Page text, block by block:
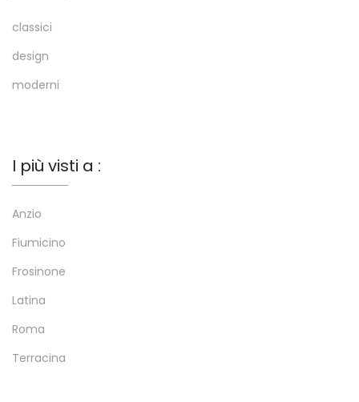
classici
design
moderni
I più visti a :
Anzio
Fiumicino
Frosinone
Latina
Roma
Terracina